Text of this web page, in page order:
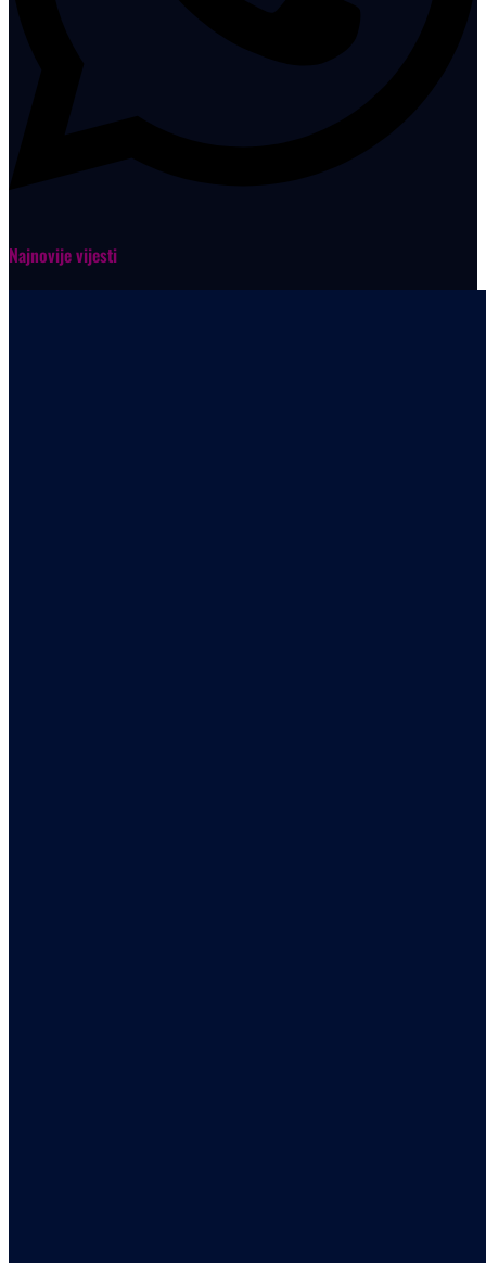
Najnovije vijesti